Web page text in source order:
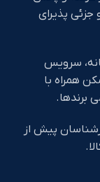
پذیرای
سرویس
همراه با
برندها.
پیش از